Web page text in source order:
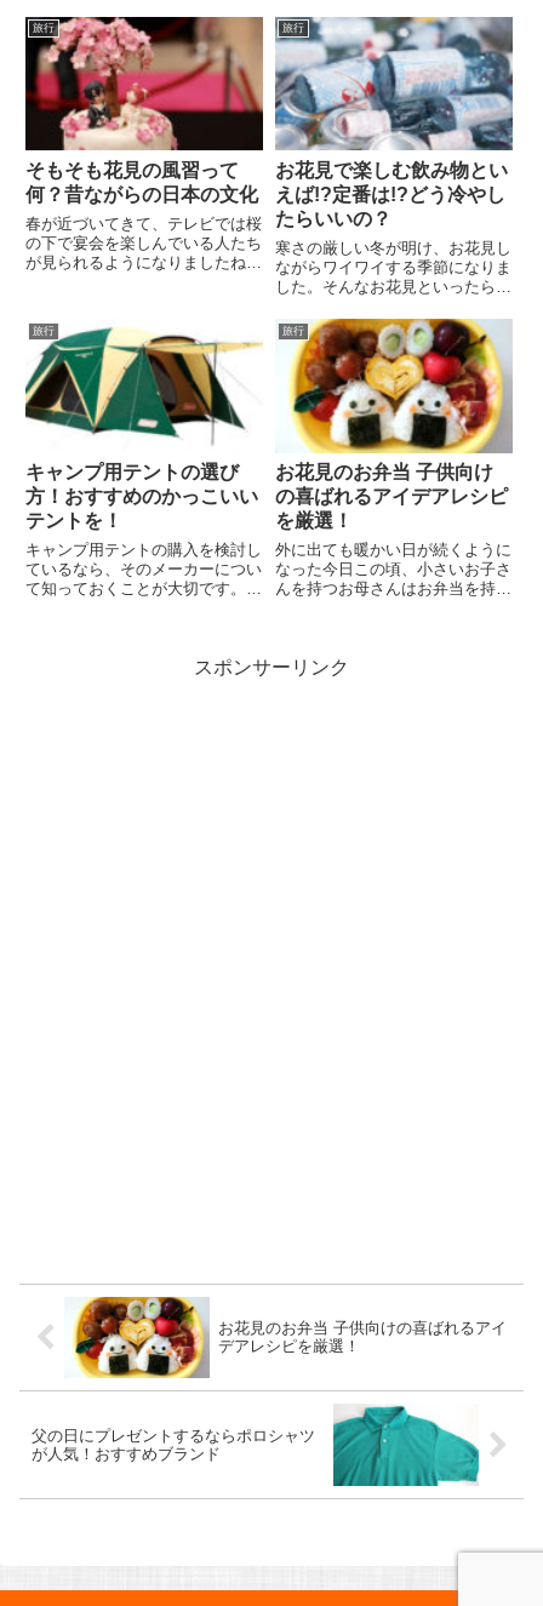
たいと思っている方多いんじゃな
いですか？今多くの人が定番とし
てお花見に持って行っているお弁
当はズバリ、春らしい華やかな
見...
る方もいるのではないでしょう
か。でも、女友達同士でのお花見
ならともかく、会社でのお花見と
なると、年配の男性もいてどんな
食...
旅行
そもそも花見の風習って
何？昔ながらの日本の文化
春が近づいてきて、テレビでは桜
の下で宴会を楽しんでいる人たち
が見られるようになりましたね。
えたことはありますか？なんとな
く昔からやってきたから、という
理由しかわからない方も多いの
で...
旅行
お花見で楽しむ飲み物とい
えば!?定番は!?どう冷やし
たらいいの？
寒さの厳しい冬が明け、お花見し
ながらワイワイする季節になりま
した。そんなお花見といったら欠
お酒を飲まない人たちもいます。
みんなが楽しめるようにお酒を飲
まない人たちにも気を使いたいと
ころですよね。会社のお花見な...
旅行
キャンプ用テントの選び
方！おすすめのかっこいい
テントを！
キャンプ用テントの購入を検討し
ているなら、そのメーカーについ
て知っておくことが大切です。キ
言えません。重要なのは自分が使
旅行
お花見のお弁当 子供向け
の喜ばれるアイデアレシピ
を厳選！
外に出ても暖かい日が続くように
なった今日この頃、小さいお子さ
んを持つお母さんはお弁当を持っ
弁当を作りたいと思っているお母
スポンサーリンク
お花見のお弁当 子供向けの喜ばれるアイ
デアレシピを厳選！
父の日にプレゼントするならポロシャツ
が人気！おすすめブランド